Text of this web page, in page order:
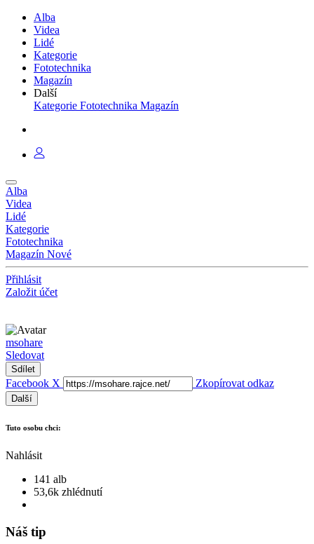
Alba
Videa
Lidé
Kategorie
Fototechnika
Magazín
Další
Kategorie Fototechnika Magazín
Alba
Videa
Lidé
Kategorie
Fototechnika
Magazín Nové
Přihlásit
Založit účet
msohare
Sledovat
Sdílet
Facebook X Zkopírovat odkaz
Další
Tuto osobu chci:
Nahlásit
141 alb
53,6k zhlédnutí
Náš tip